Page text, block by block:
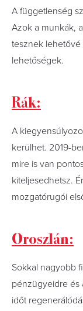
A függetlenség
Azok a munkák,
tesznek
lehetőségek.
Rák:
A
kerülhet. 2019-
mire is van
kiteljesedhetsz.
mozgatórugói
Oroszlán:
Sokkal nagyobb
pénzügyeidre és
időt